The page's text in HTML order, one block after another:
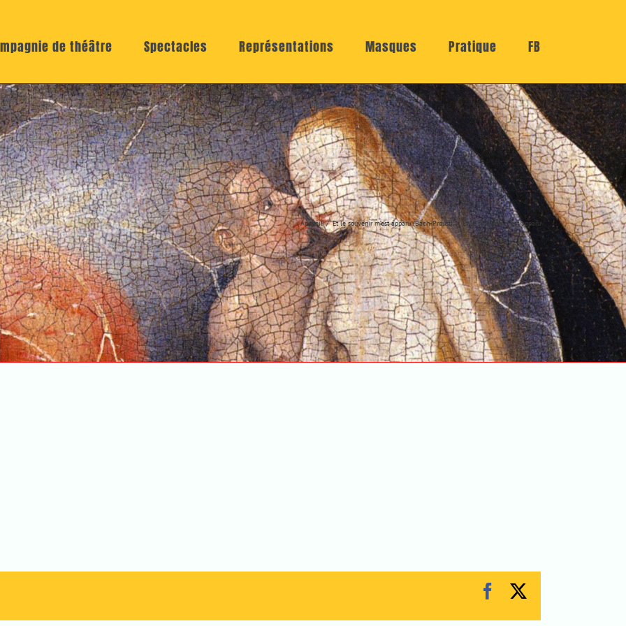
de théâtre Spectacles Représentations Masques Pratique FB
Accueil Et le souvenir m’est apparu (Bach-Proust) Et le souvenir m’est apparu
Facebook